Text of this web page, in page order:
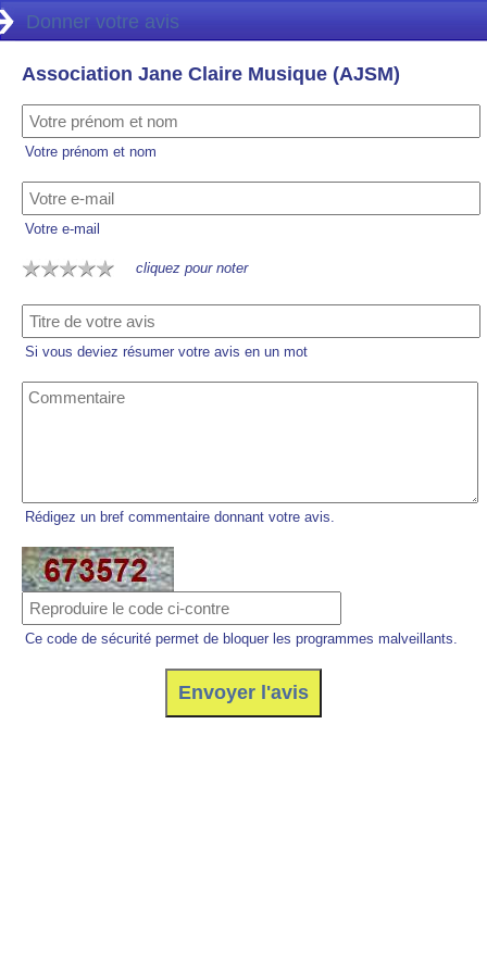
Donner votre avis
Association Jane Claire Musique (AJSM)
Votre prénom et nom
Votre e-mail
cliquez pour noter
Si vous deviez résumer votre avis en un mot
Rédigez un bref commentaire donnant votre avis.
Ce code de sécurité permet de bloquer les programmes malveillants.